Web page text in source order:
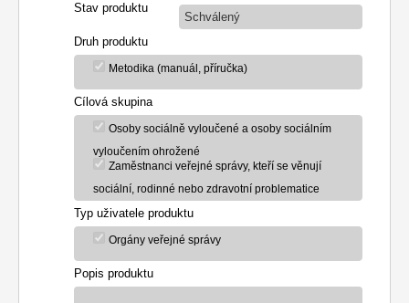
Stav produktu
Schválený
Druh produktu
Metodika (manuál, příručka)
Cílová skupina
Osoby sociálně vyloučené a osoby sociálním
vyloučením ohrožené
Zaměstnanci veřejné správy, kteří se věnují
sociální, rodinné nebo zdravotní problematice
Typ uživatele produktu
Orgány veřejné správy
Popis produktu